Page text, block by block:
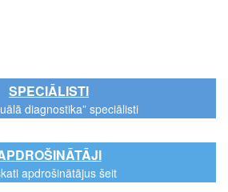
SPECIĀLISTI
diagnostika” speciālisti
apdrošinātājus šeit